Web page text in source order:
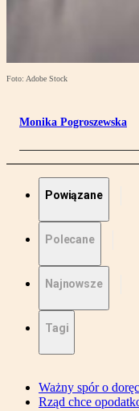
Foto: Adobe Stock
Monika Pogroszewska
Powiązane
Polecane
Najnowsze
Tagi
Ważny spór o
Rząd chce